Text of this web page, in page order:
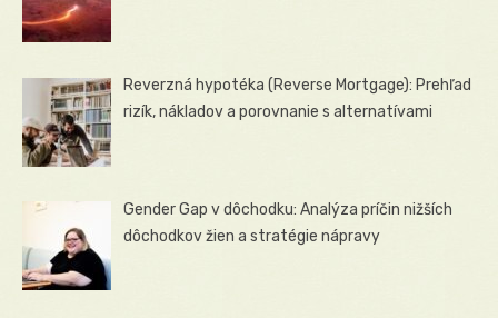
Reverzná hypotéka (Reverse Mortgage): Prehľad
rizík, nákladov a porovnanie s alternatívami
Gender Gap v dôchodku: Analýza príčin nižších
dôchodkov žien a stratégie nápravy